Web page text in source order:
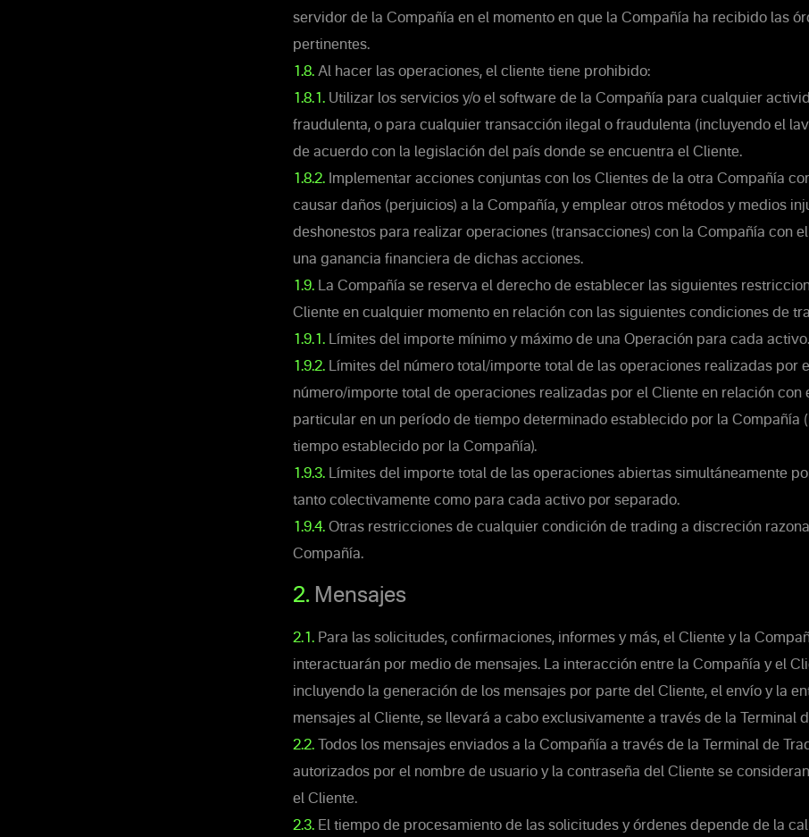
servidor de la Compañía en el momento en que la Compañía ha recibido las
pertinentes.
1.8. Al hacer las operaciones, el cliente tiene prohibido:
1.8.1. Utilizar los servicios y/o el software de la Compañía para cualquier
fraudulenta, o para cualquier transacción ilegal o fraudulenta (incluyendo el
de acuerdo con la legislación del país donde se encuentra el Cliente.
1.8.2. Implementar acciones conjuntas con los Clientes de la otra Compañía
causar daños (perjuicios) a la Compañía, y emplear otros métodos y medios
deshonestos para realizar operaciones (transacciones) con la Compañía con
una ganancia financiera de dichas acciones.
1.9. La Compañía se reserva el derecho de establecer las siguientes
Cliente en cualquier momento en relación con las siguientes condiciones de
1.9.1. Límites del importe mínimo y máximo de una Operación para cada activo.
1.9.2. Límites del número total/importe total de las operaciones realizadas por
número/importe total de operaciones realizadas por el Cliente en relación con
particular en un período de tiempo determinado establecido por la Compañía
tiempo establecido por la Compañía).
1.9.3. Límites del importe total de las operaciones abiertas simultáneamente
tanto colectivamente como para cada activo por separado.
1.9.4. Otras restricciones de cualquier condición de trading a discreción
Compañía.
2. Mensajes
2.1. Para las solicitudes, confirmaciones, informes y más, el Cliente y la
interactuarán por medio de mensajes. La interacción entre la Compañía y el
incluyendo la generación de los mensajes por parte del Cliente, el envío y la
mensajes al Cliente, se llevará a cabo exclusivamente a través de la Terminal
2.2. Todos los mensajes enviados a la Compañía a través de la Terminal de
autorizados por el nombre de usuario y la contraseña del Cliente se
el Cliente.
2.3. El tiempo de procesamiento de las solicitudes y órdenes depende de la